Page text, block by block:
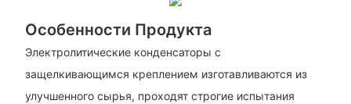
Особенности Продукта
Электролитические конденсаторы с
защелкивающимся креплением изготавливаются из
улучшенного сырья, проходят строгие испытания